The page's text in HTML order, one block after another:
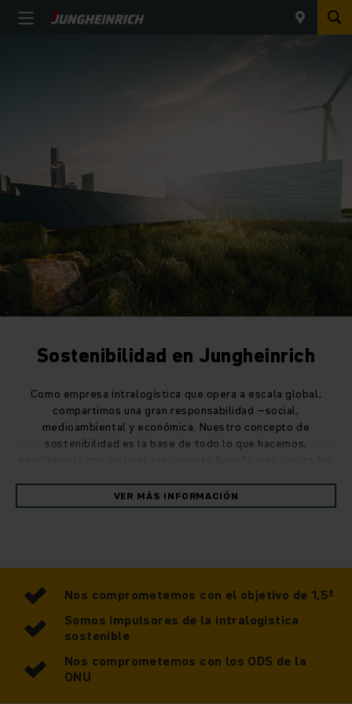
Sostenibilidad en Jungheinrich
Como empresa intralogística que opera a escala global,
compartimos una gran responsabilidad –social,
medioambiental y económica. Nuestro concepto de
sostenibilidad es la base de todo lo que hacemos,
VER MÁS INFORMACIÓN
Nos comprometemos con el objetivo de 1,5º
Somos impulsores de la intralogística
sostenible
Nos comprometemos con los ODS de la
ONU